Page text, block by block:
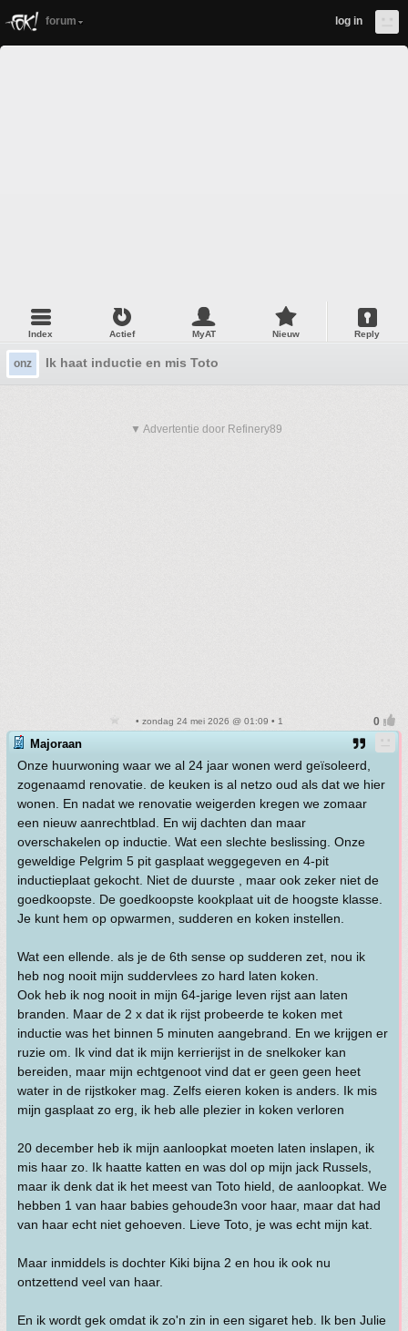
forum log in
Index Actief MyAT Nieuw Reply
onz Ik haat inductie en mis Toto
▼ Advertentie door Refinery89
• zondag 24 mei 2026 @ 01:09 • 1
Majoraan
Onze huurwoning waar we al 24 jaar wonen werd geïsoleerd,
zogenaamd renovatie. de keuken is al netzo oud als dat we hier
wonen. En nadat we renovatie weigerden kregen we zomaar
een nieuw aanrechtblad. En wij dachten dan maar
overschakelen op inductie. Wat een slechte beslissing. Onze
geweldige Pelgrim 5 pit gasplaat weggegeven en 4-pit
inductieplaat gekocht. Niet de duurste , maar ook zeker niet de
goedkoopste. De goedkoopste kookplaat uit de hoogste klasse.
Je kunt hem op opwarmen, sudderen en koken instellen.
Wat een ellende. als je de 6th sense op sudderen zet, nou ik
heb nog nooit mijn suddervlees zo hard laten koken.
Ook heb ik nog nooit in mijn 64-jarige leven rijst aan laten
branden. Maar de 2 x dat ik rijst probeerde te koken met
inductie was het binnen 5 minuten aangebrand. En we krijgen er
ruzie om. Ik vind dat ik mijn kerrierijst in de snelkoker kan
bereiden, maar mijn echtgenoot vind dat er geen geen heet
water in de rijstkoker mag. Zelfs eieren koken is anders. Ik mis
mijn gasplaat zo erg, ik heb alle plezier in koken verloren
20 december heb ik mijn aanloopkat moeten laten inslapen, ik
mis haar zo. Ik haatte katten en was dol op mijn jack Russels,
maar ik denk dat ik het meest van Toto hield, de aanloopkat. We
hebben 1 van haar babies gehoude3n voor haar, maar dat had
van haar echt niet gehoeven. Lieve Toto, je was echt mijn kat.
Maar inmiddels is dochter Kiki bijna 2 en hou ik ook nu
ontzettend veel van haar.
En ik wordt gek omdat ik zo'n zin in een sigaret heb. Ik ben Julie